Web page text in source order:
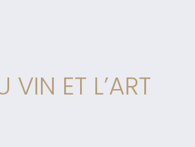
ET L’ART